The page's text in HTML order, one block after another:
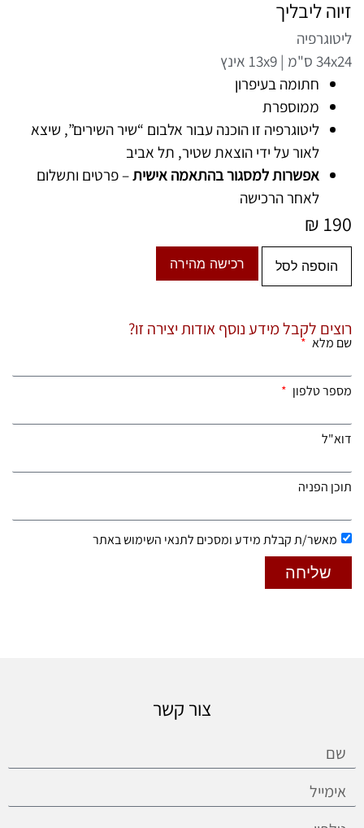
זיוה ליבליך
ליטוגרפיה
34x24 ס"מ | 13x9 אינץ
חתומה בעיפרון
ממוספרת
ליטוגרפיה זו הוכנה עבור אלבום “שיר השירים”, שיצא
לאור על ידי הוצאת שטיר, תל אביב
אפשרות למסגור בהתאמה אישית– פרטים ותשלום
לאחר הרכישה
₪ 190
הוספה לסל רכישה מהירה
רוצים לקבל מידע נוסף אודות יצירה זו?
שם מלא
מספר טלפון
דוא"ל
תוכן הפניה
מאשר/ת קבלת מידע ומסכים לתנאי השימוש באתר
שליחה
צור קשר